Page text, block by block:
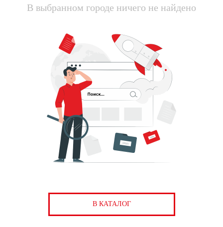
В выбранном городе ничего не найдено
В КАТАЛОГ